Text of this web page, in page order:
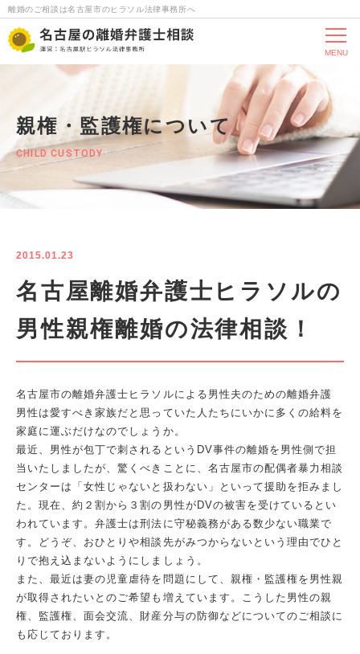
離婚のご相談は名古屋市のヒラソル法律事務所へ
MENU
親権・監護権について
CHILD CUSTODY
2015.01.23
名古屋離婚弁護士ヒラソルの
男性親権離婚の法律相談！
名古屋市の離婚弁護士ヒラソルによる男性夫のための離婚弁護
男性は愛すべき家族だと思っていた人たちにいかに多くの給料を
家庭に運ぶだけなのでしょうか。
最近、男性が包丁で刺されるというDV事件の離婚を男性側で担
当いたしましたが、驚くべきことに、名古屋市の配偶者暴力相談
センターは「女性じゃないと扱わない」といって援助を拒みまし
た。現在、約２割から３割の男性がDVの被害を受けているとい
われています。弁護士は刑法に守秘義務がある数少ない職業で
す。どうぞ、おひとりや相談先がみつからないという理由でひと
りで抱え込まないようにしましょう。
また、最近は妻の児童虐待を問題にして、親権・監護権を男性親
が取得されたいとのご希望も増えています。こうした男性の親
権、監護権、面会交流、財産分与の防御などについてのご相談に
も応じております。